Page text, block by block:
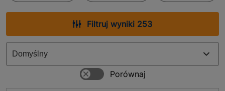
Filtruj wyniki 253